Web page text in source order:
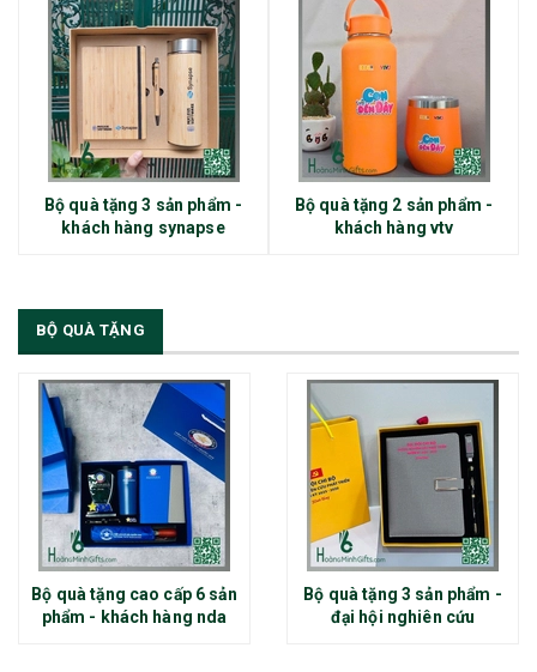
Bộ quà tặng 3 sản phẩm -
khách hàng synapse
Bộ quà tặng 2 sản phẩm -
khách hàng vtv
BỘ QUÀ TẶNG
Bộ quà tặng cao cấp 6 sản
phẩm - khách hàng nda
Bộ quà tặng 3 sản phẩm -
đại hội nghiên cứu